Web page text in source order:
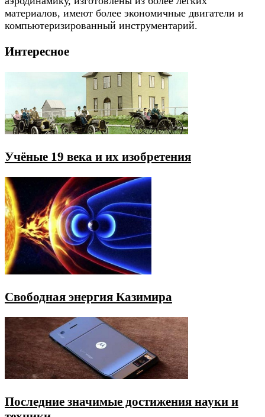
материалов, имеют более экономичные двигатели и
компьютеризированный инструментарий.
Интересное
Учёные 19 века и их изобретения
Свободная энергия Казимира
Последние значимые достижения науки и